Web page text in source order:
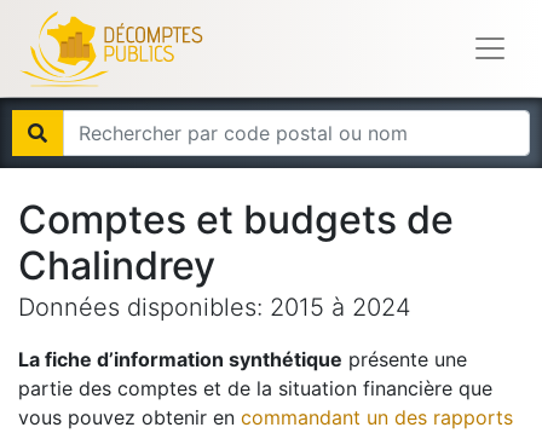
Comptes et budgets de
Chalindrey
Données disponibles: 2015 à 2024
La fiche d’information synthétique présente une
partie des comptes et de la situation financière que
vous pouvez obtenir en commandant un des rapports